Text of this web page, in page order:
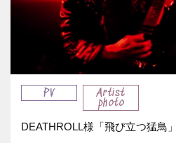
PV
Artist
photo
DEATHROLL様「飛び立つ猛鳥」